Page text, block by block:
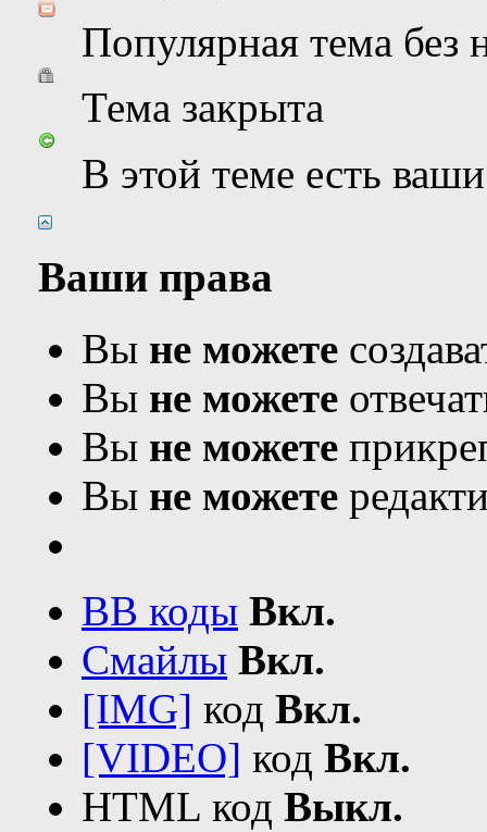
Популярная тема
Тема закрыта
В этой теме есть
Ваши права
Вы не можете
Вы не можете
Вы не можете
Вы не можете
BB коды Вкл.
Смайлы Вкл.
[IMG] код Вкл.
[VIDEO] код Вкл.
HTML код Выкл.